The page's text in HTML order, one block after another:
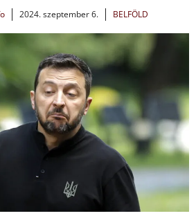
2024. szeptember 6. BELFÖLD